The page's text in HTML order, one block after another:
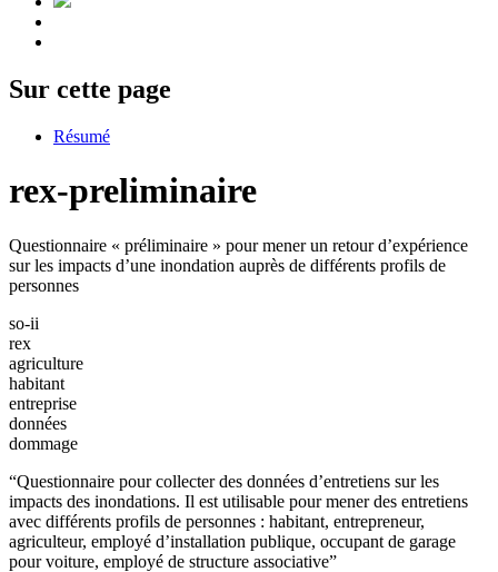
Sur cette page
Résumé
rex-preliminaire
Questionnaire « préliminaire » pour mener un retour d’expérience
sur les impacts d’une inondation auprès de différents profils de
personnes
so-ii
rex
agriculture
habitant
entreprise
données
dommage
“Questionnaire pour collecter des données d’entretiens sur les
impacts des inondations. Il est utilisable pour mener des entretiens
avec différents profils de personnes : habitant, entrepreneur,
agriculteur, employé d’installation publique, occupant de garage
pour voiture, employé de structure associative”